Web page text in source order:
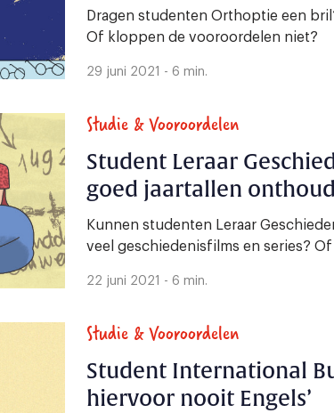
Dragen studenten Orthoptie een
Of kloppen de vooroordelen niet?
29 juni 2021 - 6 min.
Studie & Vooroordelen
Student Leraar
goed jaartallen
Kunnen studenten Leraar
veel geschiedenisfilms en series?
22 juni 2021 - 6 min.
Studie & Vooroordelen
Student International
hiervoor nooit Engels’